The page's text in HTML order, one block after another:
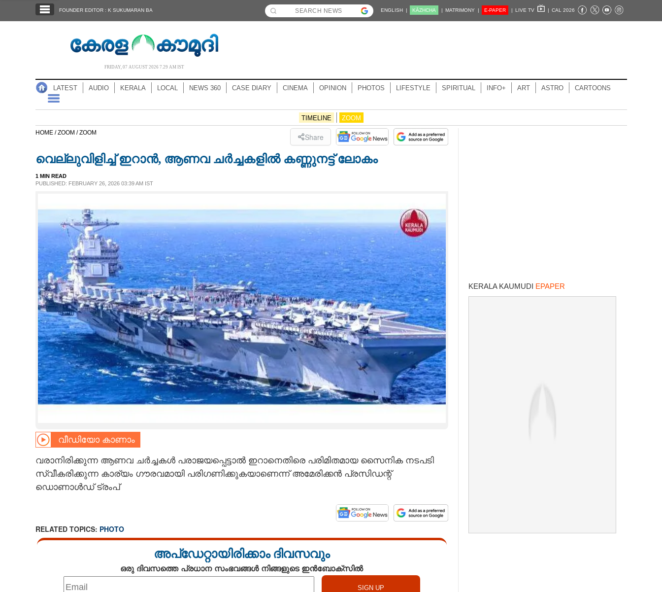
NOTIFIED NEWS
LIFESTYLE
SPIRITUAL
CARTOONS
LITERATURE
CONTACT US
FOUNDER EDITOR : K SUKUMARAN BA ENGLISH | KĀZHCHA | MATRIMONY | E-PAPER | LIVE TV | CAL 2026
FRIDAY, 07 AUGUST 2026 7.29 AM IST
LATEST AUDIO KERALA LOCAL NEWS 360 CASE DIARY CINEMA OPINION PHOTOS LIFESTYLE SPIRITUAL INFO+ ART ASTRO CARTOONS
TIMELINE ZOOM
HOME /ZOOM /ZOOM Share
വെല്ലുവിളിച്ച് ഇറാൻ, ആണവ ചർച്ചകളിൽ കണ്ണുനട്ട് ലോകം
1 MIN READ
PUBLISHED: FEBRUARY 26, 2026 03:39 AM IST
വീഡിയോ കാണാം
വരാനിരിക്കുന്ന ആണവ ചർച്ചകൾ പരാജയപ്പെട്ടാൽ ഇറാനെതിരെ പരിമിതമായ സൈനിക നടപടി
സ്വീകരിക്കുന്ന കാര്യം ഗൗരവമായി പരിഗണിക്കുകയാണെന്ന് അമേരിക്കൻ പ്രസിഡന്റ്
ഡൊണാൾഡ് ട്രംപ്
RELATED TOPICS: PHOTO
അപ്ഡേറ്റായിരിക്കാം ദിവസവും
ഒരു ദിവസത്തെ പ്രധാന സംഭവങ്ങൾ നിങ്ങളുടെ ഇൻബോക്സിൽ
KERALA KAUMUDI EPAPER